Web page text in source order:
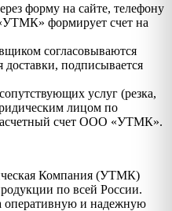
форму на сайте, телефону
формирует счет на
согласовываются
доставки, подписывается
услуг (резка,
лицом по
счет ООО «УТМК».
Компания (УТМК)
по всей России.
оперативную и надежную